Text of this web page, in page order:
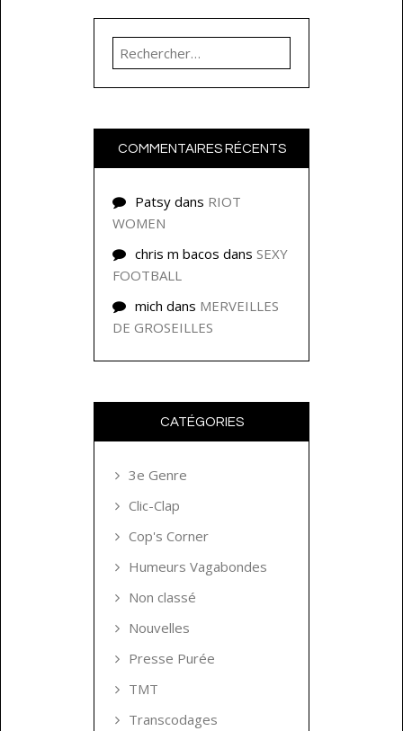
Rechercher :
COMMENTAIRES RÉCENTS
Patsy dans RIOT
WOMEN
chris m bacos dans SEXY
FOOTBALL
mich dans MERVEILLES
DE GROSEILLES
CATÉGORIES
3e Genre
Clic-Clap
Cop's Corner
Humeurs Vagabondes
Non classé
Nouvelles
Presse Purée
TMT
Transcodages